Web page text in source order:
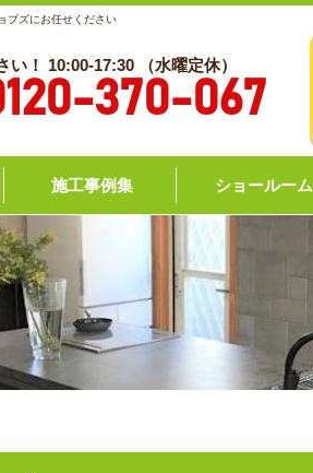
ブズにお任せください
い！ 10:00-17:30 （水曜定休）
370-067
施工事例集 ショールーム